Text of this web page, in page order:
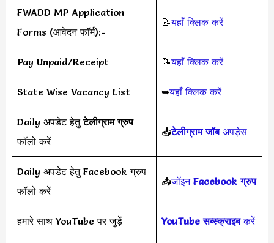
FWADD MP Application
Forms (आवेदन फॉर्म):-
📝यहाँ क्लिक करें
Pay Unpaid/Receipt 📝यहाँ क्लिक करें
State Wise Vacancy List ➥यहाँ क्लिक करें
Daily अपडेट हेतुटेलीग्राम ग्रुप
फॉलो करें
📥टेलीग्राम जॉबअपड़ेस
Daily अपडेट हेतु Facebook ग्रुप
फॉलो करें
📥जॉइन Facebook ग्रुप
हमारे साथ YouTube पर जुड़ें YouTube सब्स्क्राइबकरें